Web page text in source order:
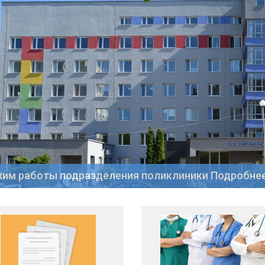
работы подразделения поликлиники